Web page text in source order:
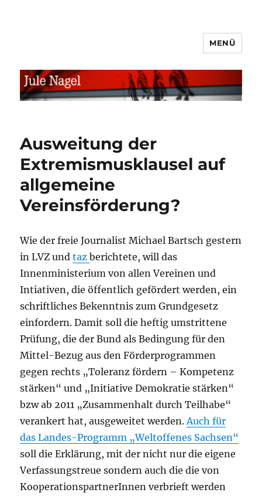
MENÜ
Ausweitung der
Extremismusklausel auf
allgemeine
Vereinsförderung?
Wie der freie Journalist Michael Bartsch gestern
in LVZ undtazberichtete, will das
Innenministerium von allen Vereinen und
Intiativen, die öffentlich gefördert werden, ein
schriftliches Bekenntnis zum Grundgesetz
einfordern.Damit soll die heftig umstrittene
Prüfung, die der Bund als Bedingung für den
Mittel-Bezug aus den Förderprogrammen
gegen rechts „Toleranz fördern – Kompetenz
stärken“ und „Initiative Demokratie stärken“
bzw ab 2011 „Zusammenhalt durch Teilhabe“
verankert hat, ausgeweitet werden. Auch für
das Landes-Programm „Weltoffenes Sachsen“
soll die Erklärung, mit der nicht nur die eigene
Verfassungstreue sondern auch die die von
KooperationspartnerInnen verbrieft werden